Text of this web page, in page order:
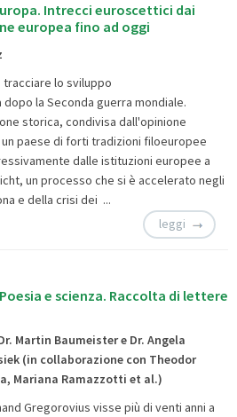
Intrecci euroscettici dai
europea fino ad oggi
lo sviluppo
la Seconda guerra mondiale.
storica, condivisa dall'opinione
paese di forti tradizioni filoeuropee
dalle istituzioni europee a
un processo che si è accelerato negli
e della crisi dei ...
leggi
e scienza. Raccolta di lettere
Martin Baumeister e Dr. Angela
(in collaborazione con Theodor
Mariana Ramazzotti et al.)
Gregorovius visse più di venti anni a